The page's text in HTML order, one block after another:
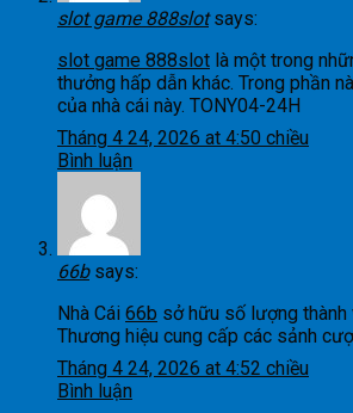
slot game 888slot says:
slot game 888slot là một trong
thưởng hấp dẫn khác. Trong phần
của nhà cái này. TONY04-24H
Tháng 4 24, 2026 at 4:50 chiều
Bình luận
66b says:
Nhà Cái 66b sở hữu số lượng thành
Thương hiệu cung cấp các sảnh
Tháng 4 24, 2026 at 4:52 chiều
Bình luận